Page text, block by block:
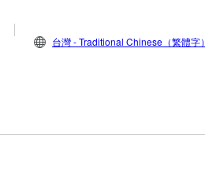
台灣 - Traditional Chinese（繁體字）